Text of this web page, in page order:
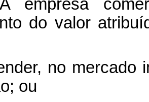
empresa
do valor
no mercado
ou